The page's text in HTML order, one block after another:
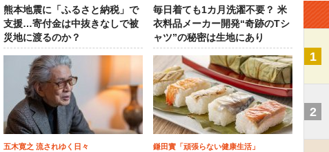
熊本地震に「ふるさと納税」で
支援…寄付金は中抜きなしで被
災地に渡るのか？
毎日着ても1カ月洗濯不要？ 米
衣料品メーカー開発“奇跡のTシ
ャツ”の秘密は生地にあり
五木寛之 流されゆく日々 鎌田實「頑張らない健康生活」
1
2